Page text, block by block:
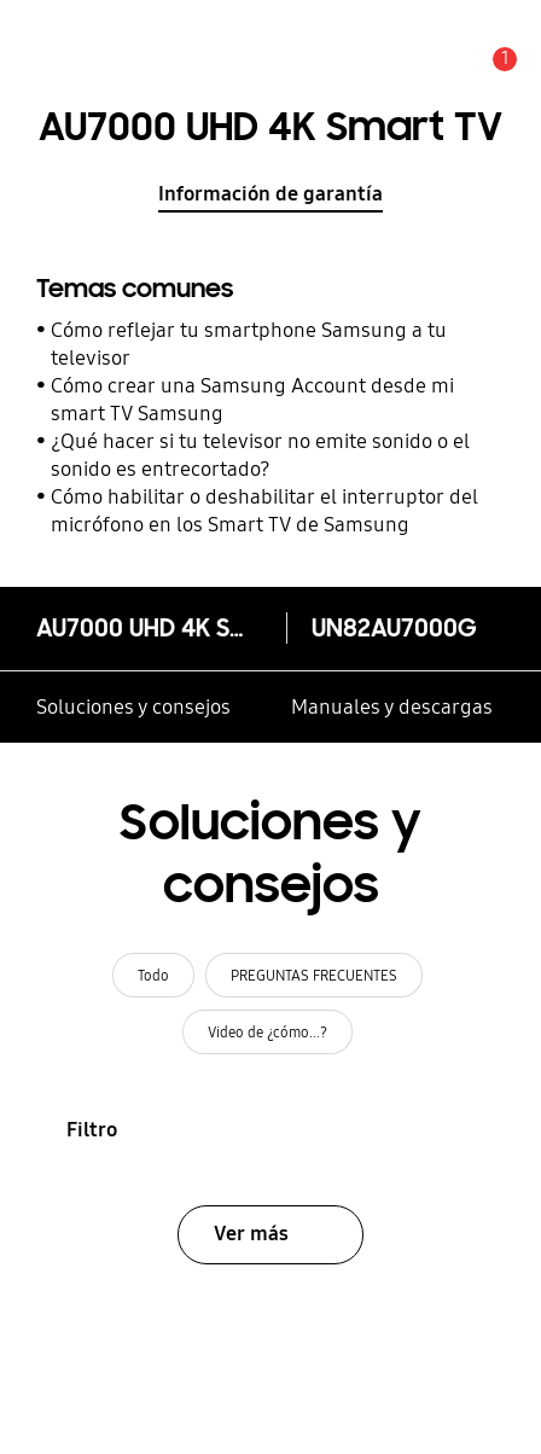
1
AU7000 UHD 4K Smart TV
Información de garantía
Temas comunes
Cómo reflejar tu smartphone Samsung a tu
televisor
Cómo crear una Samsung Account desde mi
smart TV Samsung
¿Qué hacer si tu televisor no emite sonido o el
sonido es entrecortado?
Cómo habilitar o deshabilitar el interruptor del
micrófono en los Smart TV de Samsung
AU7000 UHD 4K Smart TV UN82AU7000G
Soluciones y consejos Manuales y descargas
Soluciones y
consejos
Todo PREGUNTAS FRECUENTES
Video de ¿cómo...?
Filtro
Ver más